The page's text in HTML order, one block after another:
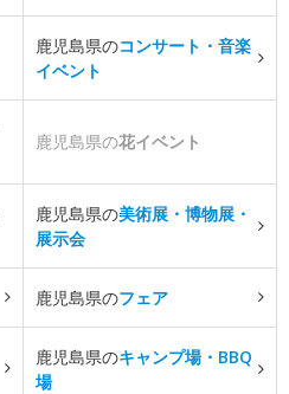
鹿児島県のコンサート・音楽
イベント
鹿児島県の花イベント
鹿児島県の美術展・博物展・
展示会
鹿児島県のフェア
鹿児島県のキャンプ場・BBQ
場